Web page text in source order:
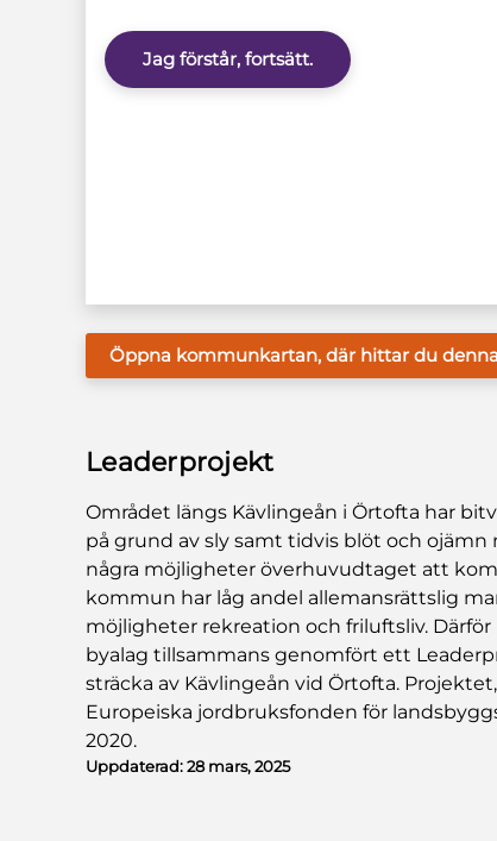
Jag förstår, fortsätt.
Öppna kommunkartan, där hittar du
Leaderprojekt
Området längs Kävlingeån i Örtofta har
på grund av sly samt tidvis blöt och
några möjligheter överhuvudtaget att
kommun har låg andel allemansrättslig
möjligheter rekreation och friluftsliv.
byalag tillsammans genomfört ett
sträcka av Kävlingeån vid Örtofta.
Europeiska jordbruksfonden för
2020.
Uppdaterad:28 mars, 2025